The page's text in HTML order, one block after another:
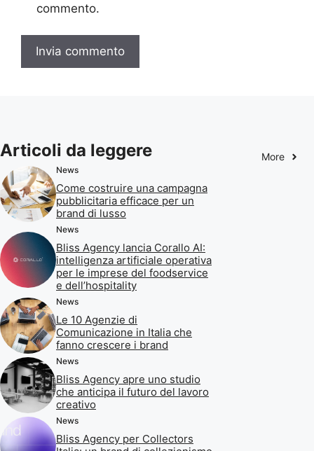
commento.
Articoli da leggere More
News
Come costruire una campagna
pubblicitaria efficace per un
brand di lusso
News
Bliss Agency lancia Corallo AI:
intelligenza artificiale operativa
per le imprese del foodservice
e dell’hospitality
News
Le 10 Agenzie di
Comunicazione in Italia che
fanno crescere i brand
News
Bliss Agency apre uno studio
che anticipa il futuro del lavoro
creativo
News
Bliss Agency per Collectors